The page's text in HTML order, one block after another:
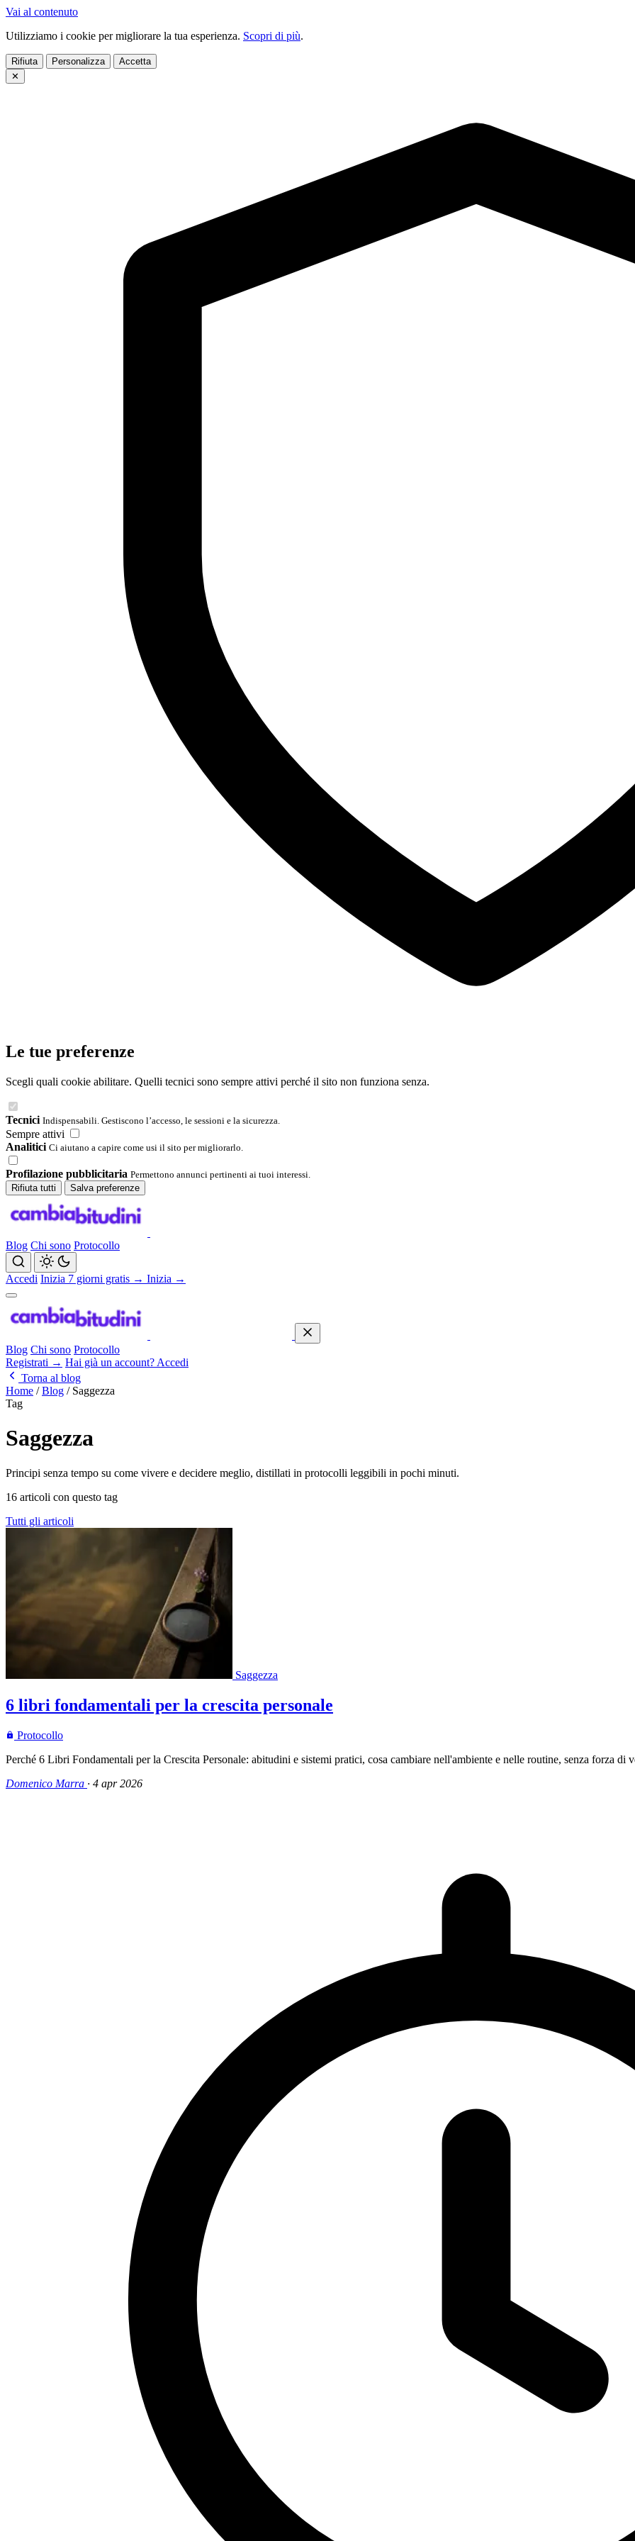
Vai al contenuto
Utilizziamo i cookie per migliorare la tua esperienza. Scopri di più.
Rifiuta Personalizza
Accetta
✕
Le tue preferenze
Scegli quali cookie abilitare. Quelli tecnici sono sempre attivi perché il sito non funziona senza.
Tecnici Indispensabili. Gestiscono l’accesso, le sessioni e la sicurezza.
Sempre attivi
Analitici Ci aiutano a capire come usi il sito per migliorarlo.
Profilazione pubblicitaria Permettono annunci pertinenti ai tuoi interessi.
Rifiuta tutti
Salva preferenze
Blog Chi sono Protocollo
Accedi Inizia 7 giorni gratis → Inizia →
Blog Chi sono Protocollo
Registrati → Hai già un account? Accedi
Torna al blog
Home / Blog / Saggezza
Tag
Saggezza
Principi senza tempo su come vivere e decidere meglio, distillati in protocolli leggibili in pochi minuti.
16 articoli con questo tag
Tutti gli articoli
Saggezza
6 libri fondamentali per la crescita personale
Protocollo
Perché 6 Libri Fondamentali per la Crescita Personale: abitudini e sistemi pratici, cosa cambiare nell'ambiente e nelle routine, senza forza di
Domenico Marra · 4 apr 2026